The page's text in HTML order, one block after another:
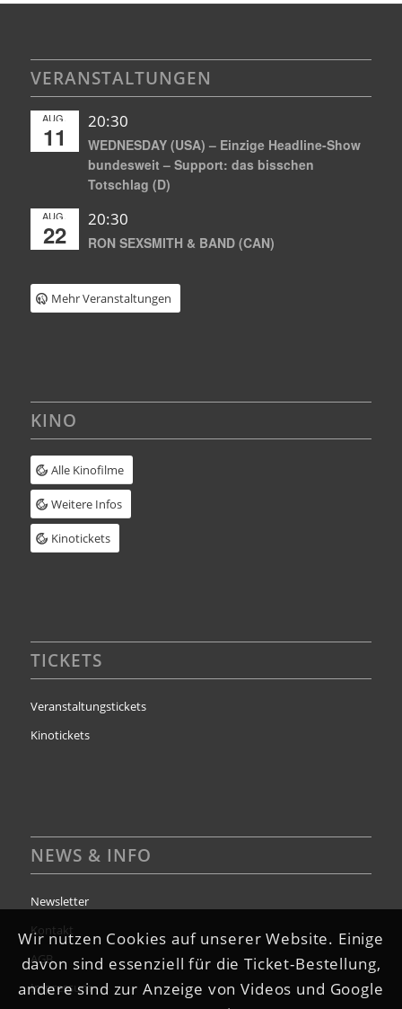
VERANSTALTUNGEN
AUG.
11
20:30
WEDNESDAY (USA) – Einzige Headline-Show
bundesweit – Support: das bisschen
Totschlag (D)
AUG.
22
20:30
RON SEXSMITH & BAND (CAN)
Mehr Veranstaltungen
KINO
Alle Kinofilme
Weitere Infos
Kinotickets
TICKETS
Veranstaltungstickets
Kinotickets
NEWS & INFO
Newsletter
Kontakt
AGB
Impressum
Wir nutzen Cookies auf unserer Website. Einige
davon sind essenziell für die Ticket-Bestellung,
andere sind zur Anzeige von Videos und Google